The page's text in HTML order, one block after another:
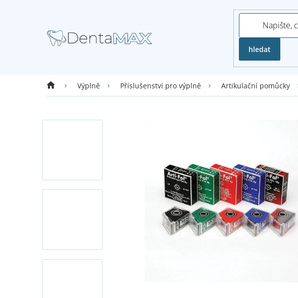
hledat
Domů Výplně Příslušenství pro výplně Artikulační pomůcky